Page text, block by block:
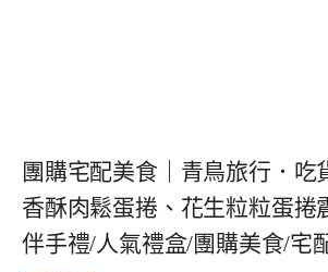
團購宅配美食｜青鳥旅行．吃
香酥肉鬆蛋捲、花生粒粒蛋捲
伴手禮/人氣禮盒/團購美食/宅